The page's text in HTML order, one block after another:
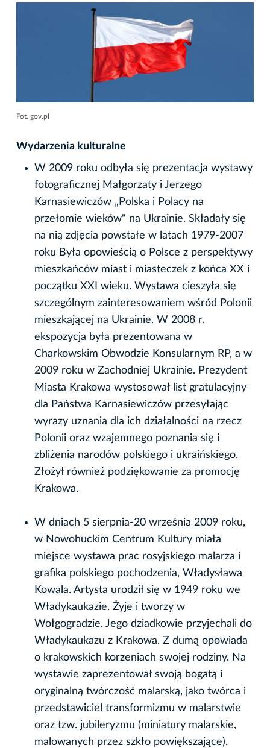
Fot. gov.pl
Wydarzenia kulturalne
W 2009 roku odbyła się prezentacja wystawy
fotograficznej Małgorzaty i Jerzego
Karnasiewiczów „Polska i Polacy na
przełomie wieków" na Ukrainie. Składały się
na nią zdjęcia powstałe w latach 1979-2007
roku Była opowieścią o Polsce z perspektywy
mieszkańców miast i miasteczek z końca XX i
początku XXI wieku. Wystawa cieszyła się
szczególnym zainteresowaniem wśród Polonii
mieszkającej na Ukrainie. W 2008 r.
ekspozycja była prezentowana w
Charkowskim Obwodzie Konsularnym RP, a w
2009 roku w Zachodniej Ukrainie. Prezydent
Miasta Krakowa wystosował list gratulacyjny
dla Państwa Karnasiewiczów przesyłając
wyrazy uznania dla ich działalności na rzecz
Polonii oraz wzajemnego poznania się i
zbliżenia narodów polskiego i ukraińskiego.
Złożył również podziękowanie za promocję
Krakowa.
W dniach 5 sierpnia-20 września 2009 roku,
w Nowohuckim Centrum Kultury miała
miejsce wystawa prac rosyjskiego malarza i
grafika polskiego pochodzenia, Władysława
Kowala. Artysta urodził się w 1949 roku we
Władykaukazie. Żyje i tworzy w
Wołgogradzie. Jego dziadkowie przyjechali do
Władykaukazu z Krakowa. Z dumą opowiada
o krakowskich korzeniach swojej rodziny. Na
wystawie zaprezentował swoją bogatą i
oryginalną twórczość malarską, jako twórca i
przedstawiciel transformizmu w malarstwie
oraz tzw. jubileryzmu (miniatury malarskie,
malowanych przez szkło powiększające).